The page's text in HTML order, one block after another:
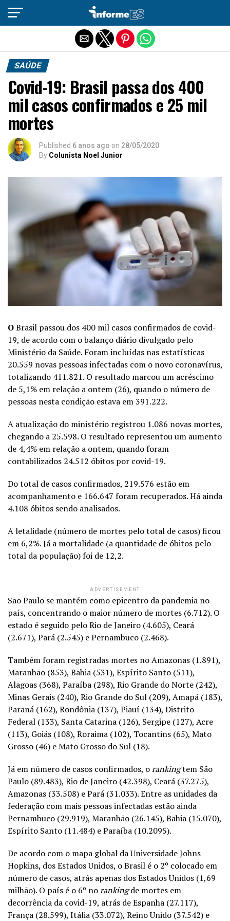
SAÚDE
Covid-19: Brasil passa dos 400
mil casos confirmados e 25 mil
mortes
Published 6 anos ago on 28/05/2020
By Colunista Noel Junior
OBrasil passou dos 400 mil casos confirmados de covid-
19, de acordo com o balanço diário divulgado pelo
Ministério da Saúde. Foram incluídas nas estatísticas
20.559 novas pessoas infectadas com o novo coronavírus,
totalizando 411.821. O resultado marcou um acréscimo
de 5,1% em relação a ontem (26), quando o número de
pessoas nesta condição estava em 391.222.
A atualização do ministério registrou 1.086 novas mortes,
chegando a 25.598. O resultado representou um aumento
de 4,4% em relação a ontem, quando foram
contabilizados 24.512 óbitos por covid-19.
Do total de casos confirmados, 219.576 estão em
acompanhamento e 166.647 foram recuperados. Há ainda
4.108 óbitos sendo analisados.
A letalidade (número de mortes pelo total de casos) ficou
em 6,2%. Já a mortalidade (a quantidade de óbitos pelo
total da população) foi de 12,2.
ADVERTISEMENT
São Paulo se mantém como epicentro da pandemia no
país, concentrando o maior número de mortes (6.712). O
estado é seguido pelo Rio de Janeiro (4.605), Ceará
(2.671), Pará (2.545) e Pernambuco (2.468).
Também foram registradas mortes no Amazonas (1.891),
Maranhão (853), Bahia (531), Espírito Santo (511),
Alagoas (368), Paraíba (298), Rio Grande do Norte (242),
Minas Gerais (240), Rio Grande do Sul (209), Amapá (183),
Paraná (162), Rondônia (137), Piauí (134), Distrito
Federal (133), Santa Catarina (126), Sergipe (127), Acre
(113), Goiás (108), Roraima (102), Tocantins (65), Mato
Grosso (46) e Mato Grosso do Sul (18).
Já em número de casos confirmados, orankingtem São
Paulo (89.483), Rio de Janeiro (42.398), Ceará (37.275),
Amazonas (33.508) e Pará (31.033). Entre as unidades da
federação com mais pessoas infectadas estão ainda
Pernambuco (29.919), Maranhão (26.145), Bahia (15.070),
Espírito Santo (11.484) e Paraíba (10.2095).
De acordo com o mapa global da Universidade Johns
Hopkins, dos Estados Unidos, o Brasil é o 2º colocado em
número de casos, atrás apenas dos Estados Unidos (1,69
milhão). O país é o 6º norankingde mortes em
decorrência da covid-19, atrás de Espanha (27.117),
França (28.599), Itália (33.072), Reino Unido (37.542) e
Sair da versão mobile